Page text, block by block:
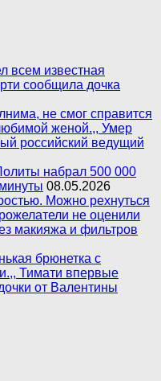
всем известная
сообщила дочка
не смог справится
женой.,, Умер
российский ведущий
набрал 500 000
08.05.2026
Можно рехнуться
не оценили
макияжа и фильтров
брюнетка с
Тимати впервые
от Валентины